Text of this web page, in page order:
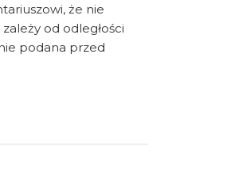
że nie
od odległości
podana przed